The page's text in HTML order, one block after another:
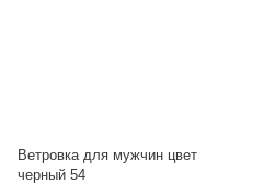
Ветровка для мужчин цвет
черный 54